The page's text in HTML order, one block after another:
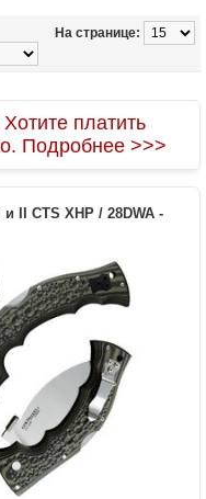
На странице:
платить
Подробнее >>>
II CTS XHP / 28DWA -